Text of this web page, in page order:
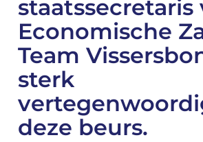
staatssecretaris
Economische
Team
sterk
deze beurs.